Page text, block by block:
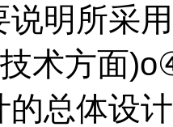
说明所采
术方面
的总体设